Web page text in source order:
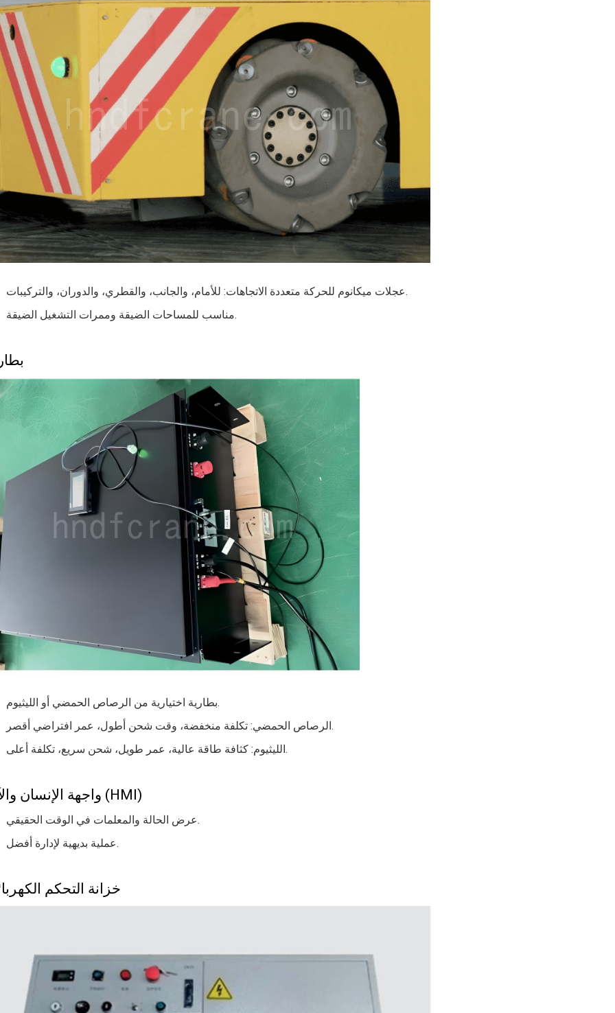
عجلات ميكانوم للحركة متعددة الاتجاهات: للأمام، والجانب، والقطري، والدوران، والتركيبات.
مناسب للمساحات الضيقة وممرات التشغيل الضيقة.
بطارية اختيارية من الرصاص الحمضي أو الليثيوم.
الرصاص الحمضي: تكلفة منخفضة، وقت شحن أطول، عمر افتراضي أقصر.
الليثيوم: كثافة طاقة عالية، عمر طويل، شحن سريع، تكلفة أعلى.
واجهة الإنسان والآلة (HMI)
عرض الحالة والمعلمات في الوقت الحقيقي.
عملية بديهية لإدارة أفضل.
خزانة التحكم